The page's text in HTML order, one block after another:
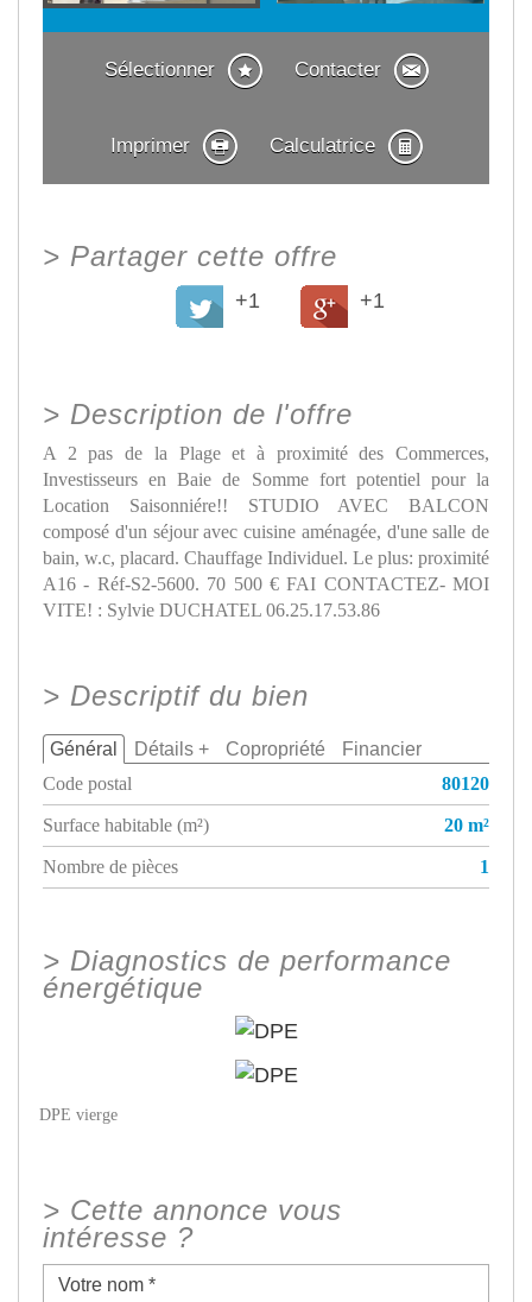
Sélectionner Contacter
Imprimer Calculatrice
> Partager cette offre
+1 +1
> Description de l'offre
A 2 pas de la Plage et à proximité des Commerces,
Investisseurs en Baie de Somme fort potentiel pour la
Location Saisonniére!! STUDIO AVEC BALCON
composé d'un séjour avec cuisine aménagée, d'une salle de
bain, w.c, placard. Chauffage Individuel. Le plus: proximité
A16 - Réf-S2-5600. 70 500 € FAI CONTACTEZ- MOI
VITE! : Sylvie DUCHATEL 06.25.17.53.86
> Descriptif du bien
Général Détails + Copropriété Financier
Code postal
80120
Surface habitable (m²)
20 m²
Nombre de pièces
1
> Diagnostics de performance
énergétique
DPE vierge
> Cette annonce vous
intéresse ?